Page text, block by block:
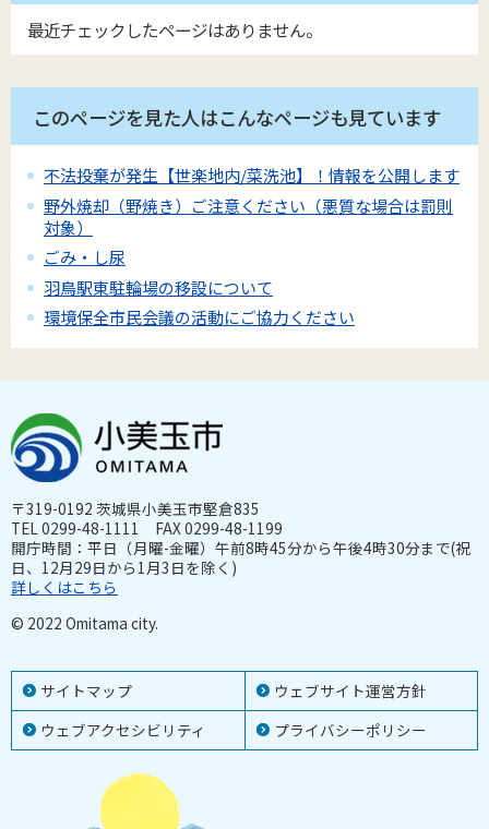
最近チェックしたページはありません。
このページを見た人はこんなページも見ています
不法投棄が発生【世楽地内/菜洗池】！情報を公開します
野外焼却（野焼き）ご注意ください（悪質な場合は罰則
対象）
ごみ・し尿
羽鳥駅東駐輪場の移設について
環境保全市民会議の活動にご協力ください
サイトマップ
ウェブサイト運営方針
ウェブアクセシビリティ
プライバシーポリシー
〒319-0192 茨城県小美玉市堅倉835
TEL 0299-48-1111 FAX 0299-48-1199
開庁時間：平日（月曜-金曜）午前8時45分から午後4時30分まで(祝
日、12月29日から1月3日を除く)
詳しくはこちら
© 2022 Omitama city.